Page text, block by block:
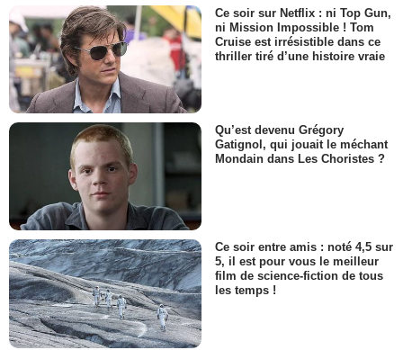
Ce soir sur Netflix : ni Top Gun,
ni Mission Impossible ! Tom
Cruise est irrésistible dans ce
thriller tiré d’une histoire vraie
Qu’est devenu Grégory
Gatignol, qui jouait le méchant
Mondain dans Les Choristes ?
Ce soir entre amis : noté 4,5 sur
5, il est pour vous le meilleur
film de science-fiction de tous
les temps !